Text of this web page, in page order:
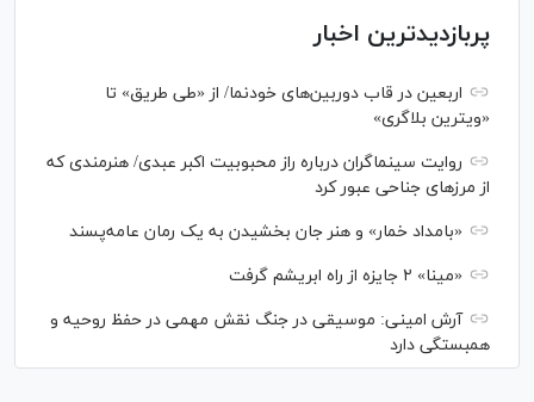
پربازدیدترین اخبار
اربعین در قاب دوربین‌های خودنما/ از «طی طریق» تا
«ویترین بلاگری»
روایت سینماگران درباره راز محبوبیت اکبر عبدی/ هنرمندی که
از مرزهای جناحی عبور کرد
«بامداد خمار» و هنر جان بخشیدن به یک رمان عامه‌پسند
«مینا» ۲ جایزه از راه ابریشم گرفت
آرش امینی: موسیقی در جنگ نقش مهمی در حفظ روحیه و
همبستگی دارد